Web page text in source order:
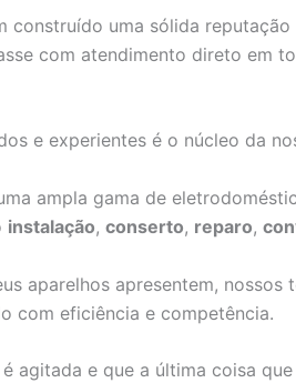
construído uma sólida
com atendimento direto em
e experientes é o núcleo da
ampla gama de
instalação, conserto, reparo,
aparelhos apresentem, nossos
com eficiência e competência.
agitada e que a última coisa